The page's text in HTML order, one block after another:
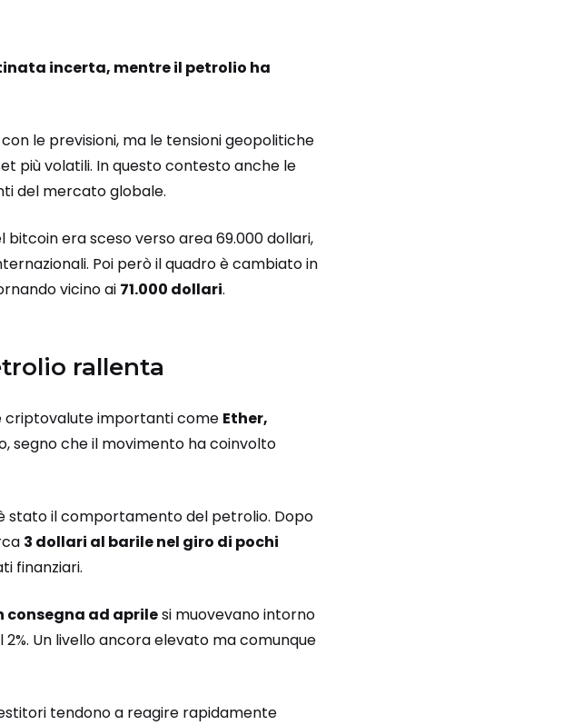
incerta, mentre il petrolio ha
le previsioni, ma le tensioni geopolitiche
più volatili. In questo contesto anche le
del mercato globale.
era sceso verso area 69.000 dollari,
Poi però il quadro è cambiato in
vicino ai 71.000 dollari.
rallenta
criptovalute importanti come Ether,
segno che il movimento ha coinvolto
stato il comportamento del petrolio. Dopo
3 dollari al barile nel giro di pochi
finanziari.
consegna ad aprilesi muovevano intorno
Un livello ancora elevato ma comunque
tendono a reagire rapidamente